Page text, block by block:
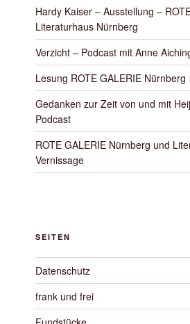
Hardy Kaiser – Ausstellung –
Literaturhaus Nürnberg
Verzicht – Podcast mit Anne
Lesung ROTE GALERIE Nürnberg
Gedanken zur Zeit von und mit
Podcast
ROTE GALERIE Nürnberg und
Vernissage
SEITEN
Datenschutz
frank und frei